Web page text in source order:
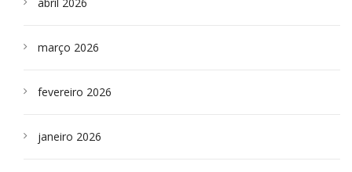
março 2026
fevereiro 2026
janeiro 2026